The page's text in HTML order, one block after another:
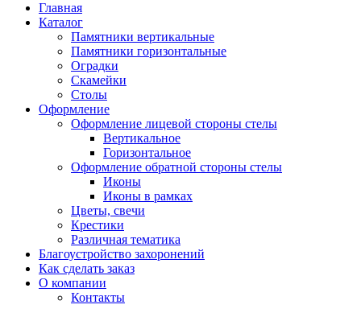
Главная
Каталог
Памятники вертикальные
Памятники горизонтальные
Оградки
Скамейки
Столы
Оформление
Оформление лицевой стороны стелы
Вертикальное
Горизонтальное
Оформление обратной стороны стелы
Иконы
Иконы в рамках
Цветы, свечи
Крестики
Различная тематика
Благоустройство захоронений
Как сделать заказ
О компании
Контакты